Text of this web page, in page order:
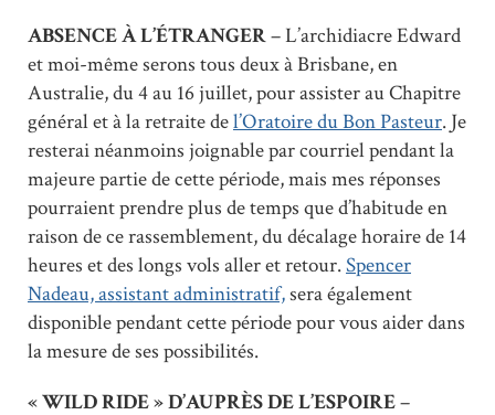
ABSENCE À L’ÉTRANGER– L’archidiacre Edward
et moi-même serons tous deux à Brisbane, en
Australie, du 4 au 16 juillet, pour assister au Chapitre
général et à la retraite del’Oratoire du Bon Pasteur. Je
resterai néanmoins joignable par courriel pendant la
majeure partie de cette période, mais mes réponses
pourraient prendre plus de temps que d’habitude en
raison de ce rassemblement, du décalage horaire de 14
heures et des longs vols aller et retour.Spencer
Nadeau, assistant administratif,sera également
disponible pendant cette période pour vous aider dans
la mesure de ses possibilités.
« WILD RIDE » D’AUPRÈS DE L’ESPOIRE–